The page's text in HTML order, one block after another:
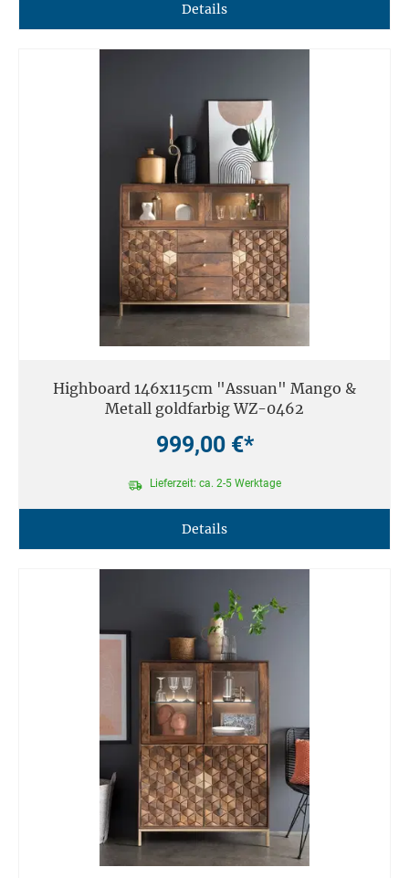
Details
Highboard 146x115cm "Assuan" Mango &
Metall goldfarbig WZ-0462
999,00 €*
Lieferzeit: ca. 2-5 Werktage
Details